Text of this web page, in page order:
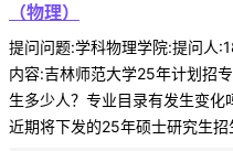
（物理）
提问问题:学科物理学院:提问
内容:吉林师范大学25年计划招
生多少人？专业目录有发生变
近期将下发的25年硕士研究生招